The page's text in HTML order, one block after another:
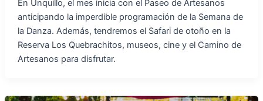
En Unquillo, el mes inicia con el Paseo de Artesanos
anticipando la imperdible programación de la Semana de
la Danza. Además, tendremos el Safari de otoño en la
Reserva Los Quebrachitos, museos, cine y el Camino de
Artesanos para disfrutar.